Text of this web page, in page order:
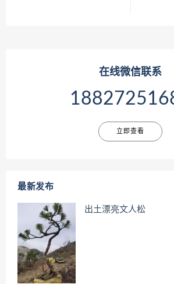
在线微信联系
立即查看
最新发布
出土漂亮文人松